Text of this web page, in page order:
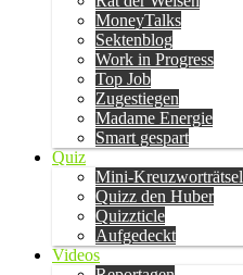
MoneyTalks
Sektenblog
Work in Progress
Top Job
Zugestiegen
Madame Energie
Smart gespart
Quiz
Mini-Kreuzworträtsel
Quizz den Huber
Quizzticle
Aufgedeckt
Videos